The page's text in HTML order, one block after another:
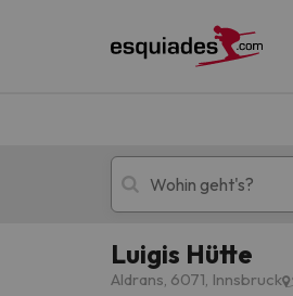
Skiurlaub
Luigis Hütte
Aldrans, 6071, Innsbruck